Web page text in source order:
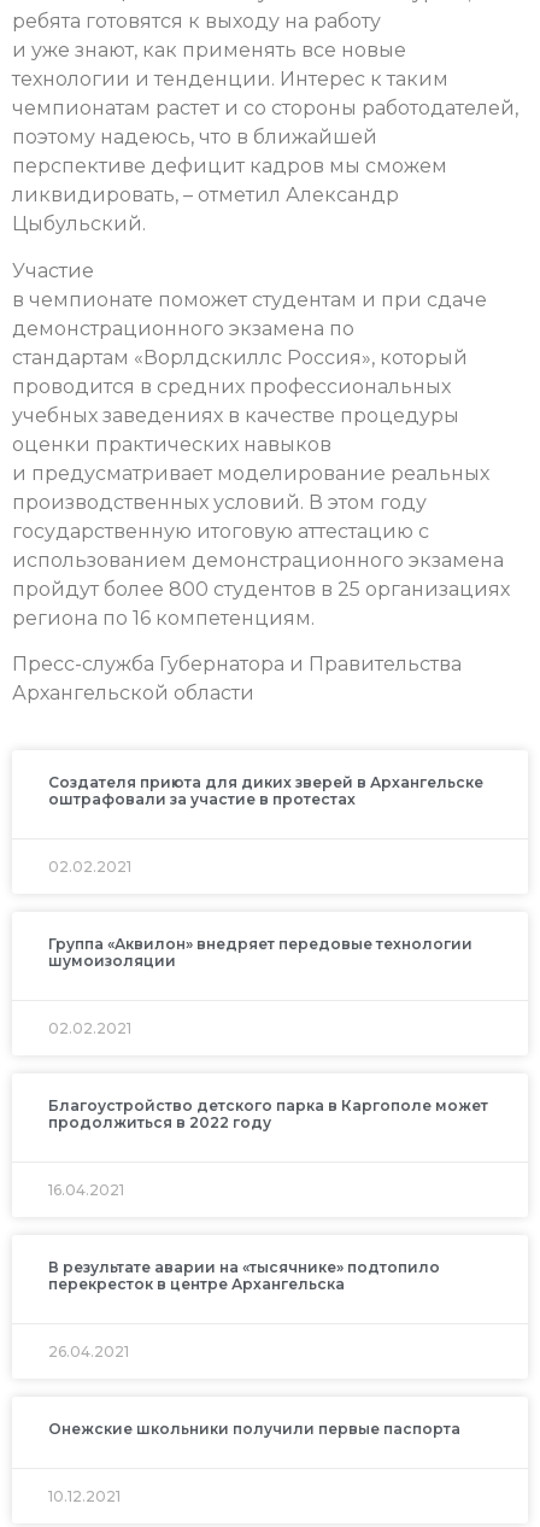
ребята готовятся к выходу на работу
и уже знают, как применять все новые
технологии и тенденции. Интерес к таким
чемпионатам растет и со стороны работодателей,
поэтому надеюсь, что в ближайшей
перспективе дефицит кадров мы сможем
ликвидировать, – отметил Александр
Цыбульский.
Участие
в чемпионате поможет студентам и при сдаче
демонстрационного экзамена по
стандартам «Ворлдскиллс Россия», который
проводится в средних профессиональных
учебных заведениях в качестве процедуры
оценки практических навыков
и предусматривает моделирование реальных
производственных условий. В этом году
государственную итоговую аттестацию с
использованием демонстрационного экзамена
пройдут более 800 студентов в 25 организациях
региона по 16 компетенциям.
Пресс-служба Губернатора и Правительства
Архангельской области
Создателя приюта для диких зверей в Архангельске
оштрафовали за участие в протестах
02.02.2021
Группа «Аквилон» внедряет передовые технологии
шумоизоляции
02.02.2021
Благоустройство детского парка в Каргополе может
продолжиться в 2022 году
16.04.2021
В результате аварии на «тысячнике» подтопило
перекресток в центре Архангельска
26.04.2021
Онежские школьники получили первые паспорта
10.12.2021